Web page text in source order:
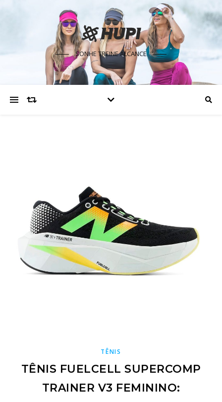
SONHE TREINE ALCANCE
TÊNIS
TÊNIS FUELCELL SUPERCOMP
TRAINER V3 FEMININO: